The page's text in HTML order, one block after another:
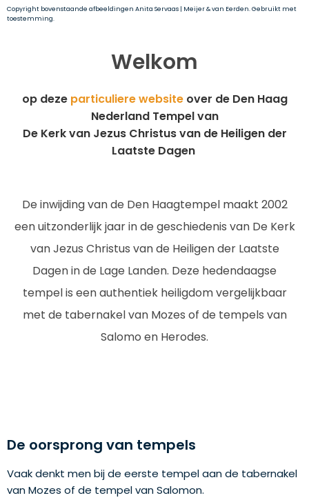
Copyright bovenstaande afbeeldingen Anita Servaas | Meijer & van Eerden. Gebruikt met
toestemming.
Welkom
opdeze particuliere websiteover de Den Haag
Nederland Tempel van
De Kerk van Jezus Christus van de Heiligen der
Laatste Dagen
De inwijding van de Den Haagtempel maakt 2002
een uitzonderlijk jaar in de geschiedenis van De Kerk
van Jezus Christus van de Heiligen der Laatste
Dagen in de Lage Landen. Deze hedendaagse
tempel is een authentiek heiligdom vergelijkbaar
met de tabernakel van Mozes of de tempels van
Salomo en Herodes.
De oorsprong van tempels
Vaak denkt men bij de eerste tempel aan de tabernakel
van Mozes of de tempel van Salomon.